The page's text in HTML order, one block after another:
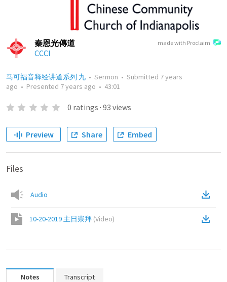
made with Proclaim
秦恩光傳道
CCCI
马可福音释经讲道系列 九 • Sermon • Submitted 7 years
ago • Presented 7 years ago • 43:01
0 ratings · 93 views
Preview Share Embed
Files
Audio
10-20-2019 主日崇拜 (Video)
Notes Transcript